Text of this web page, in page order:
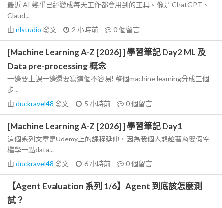
最近 AI 幾乎已經變成每天工作都會用到的工具。像是 ChatGPT、
Claud...
由 nlstudio 發文 2 小時前 0個留言
[Machine Learning A-Z [2026] ] 學習筆記 Day2 ML 及
Data pre-processing 概念
一邊要上課一邊還要寫這個不容易! 整個machine learning分成三個
步...
由 duckravel48 發文 5 小時前 0個留言
[Machine Learning A-Z [2026] ] 學習筆記 Day1
這個系列文章是Udemy上的課程延伸，因為我個人想趁著育嬰假空
檔學一點data...
由 duckravel48 發文 6 小時前 0個留言
【Agent Evaluation 系列 1/6】Agent 到底該怎麼測
試？